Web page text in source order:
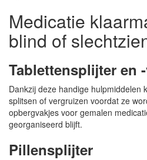
Medicatie
blind of
Tablettensplijter en
Dankzij deze handige hulpmiddelen
splitsen of vergruizen voordat ze
opbergvakjes voor gemalen
georganiseerd blijft.
Pillensplijter